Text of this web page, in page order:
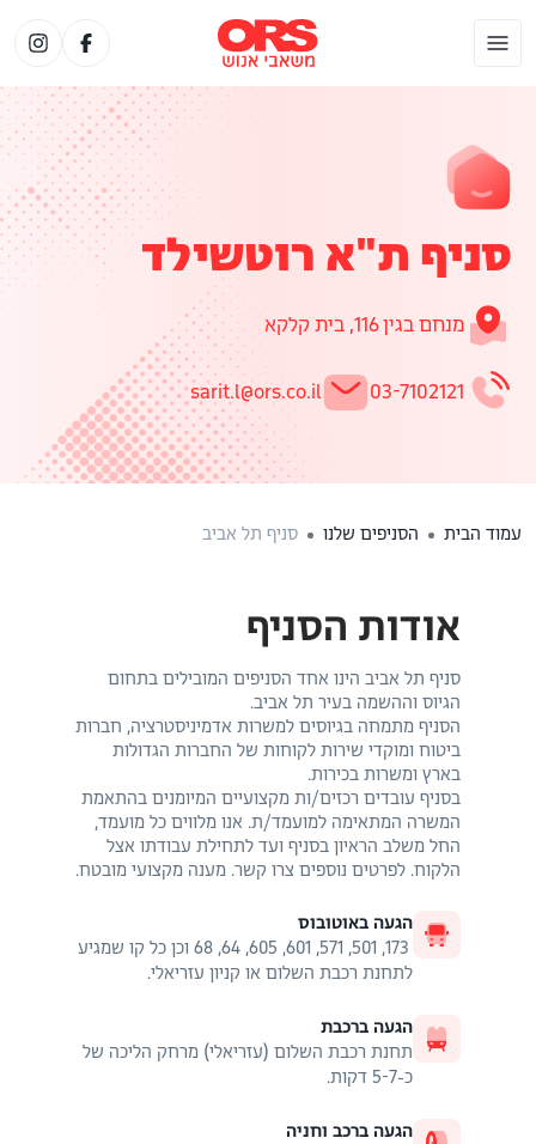
סניף ת"א רוטשילד
מנחם בגין 116, בית קלקא
03-7102121
sarit.l@ors.co.il
עמוד הבית הסניפים שלנו סניף תל אביב
אודות הסניף
סניף תל אביב הינו אחד הסניפים המובילים בתחום
הגיוס וההשמה בעיר תל אביב.
הסניף מתמחה בגיוסים למשרות אדמיניסטרציה, חברות
ביטוח ומוקדי שירות לקוחות של החברות הגדולות
בארץ ומשרות בכירות.
בסניף עובדים רכזים/ות מקצועיים המיומנים בהתאמת
המשרה המתאימה למועמד/ת. אנו מלווים כל מועמד,
החל משלב הראיון בסניף ועד לתחילת עבודתו אצל
הלקוח. לפרטים נוספים צרו קשר. מענה מקצועי מובטח.
הגעה באוטובוס
173, 501, 571, 601, 605, 64, 68 וכן כל קו שמגיע
לתחנת רכבת השלום או קניון עזריאלי.
הגעה ברכבת
תחנת רכבת השלום (עזריאלי) מרחק הליכה של
כ-5-7 דקות.
הגעה ברכב וחניה